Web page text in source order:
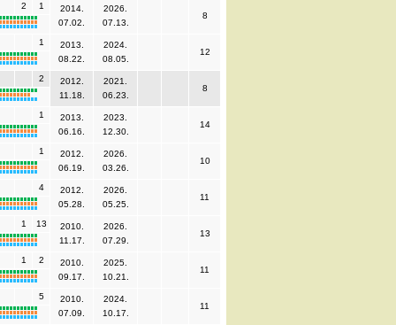
2 1
2014.
07.02.
2026.
07.13.
8
1
2013.
08.22.
2024.
08.05.
12
2
2012.
11.18.
2021.
06.23.
8
1
2013.
06.16.
2023.
12.30.
14
1
2012.
06.19.
2026.
03.26.
10
4
2012.
05.28.
2026.
05.25.
11
1 13
2010.
11.17.
2026.
07.29.
13
1 2
2010.
09.17.
2025.
10.21.
11
5
2010.
07.09.
2024.
10.17.
11